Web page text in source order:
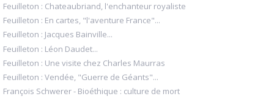
Feuilleton : Chateaubriand, l'enchanteur royaliste
Feuilleton : En cartes, "l'aventure France"...
Feuilleton : Jacques Bainville...
Feuilleton : Léon Daudet...
Feuilleton : Une visite chez Charles Maurras
Feuilleton : Vendée, "Guerre de Géants"...
François Schwerer - Bioéthique : culture de mort